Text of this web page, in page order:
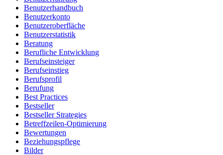
Benutzerhandbuch
Benutzerkonto
Benutzeroberfläche
Benutzerstatistik
Beratung
Berufliche Entwicklung
Berufseinsteiger
Berufseinstieg
Berufsprofil
Berufung
Best Practices
Bestseller
Bestseller Strategies
Betreffzeilen-Optimierung
Bewertungen
Beziehungspflege
Bilder